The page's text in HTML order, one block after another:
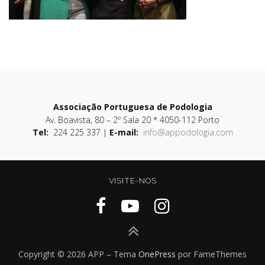
Associação Portuguesa de Podologia
Av. Boavista, 80 – 2º Sala 20 * 4050-112 Porto
Tel: 224 225 337 | E-mail: info@appodologia.com
VISITE-NOS
Copyright © 2026 APP – Tema OnePress por FameThemes